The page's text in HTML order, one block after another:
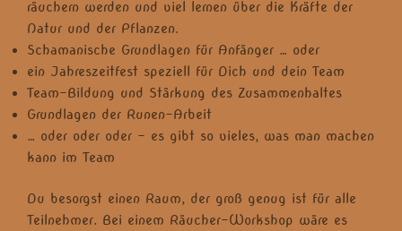
räuchern werden und viel lernen über die Kräfte der
Natur und der Pflanzen.
Schamanische Grundlagen für Anfänger … oder
ein Jahreszeitfest speziell für Dich und dein Team
Team-Bildung und Stärkung des Zusammenhaltes
Grundlagen der Runen-Arbeit
… oder oder oder – es gibt so vieles, was man machen
kann im Team
Du besorgst einen Raum, der groß genug ist für alle
Teilnehmer. Bei einem Räucher-Workshop wäre es